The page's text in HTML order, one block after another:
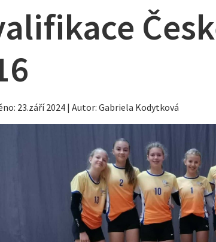
23.září 2024 | Autor: Gabriela Kodytková